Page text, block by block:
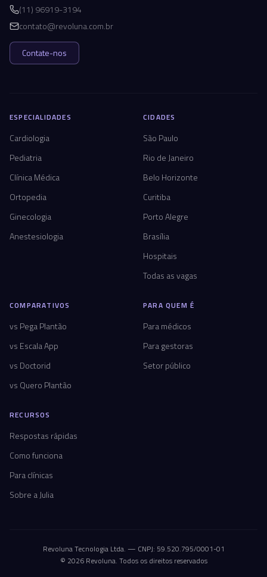
(11) 96919-3194
contato@revoluna.com.br
Contate-nos
ESPECIALIDADES
Cardiologia
Pediatria
Clínica Médica
Ortopedia
Ginecologia
Anestesiologia
CIDADES
São Paulo
Rio de Janeiro
Belo Horizonte
Curitiba
Porto Alegre
Brasília
Hospitais
Todas as vagas
COMPARATIVOS
vs Pega Plantão
vs Escala App
vs Doctorid
vs Quero Plantão
PARA QUEM É
Para médicos
Para gestoras
Setor público
RECURSOS
Respostas rápidas
Como funciona
Para clínicas
Sobre a Julia
Revoluna Tecnologia Ltda. — CNPJ: 59.520.795/0001-01
© 2026 Revoluna. Todos os direitos reservados